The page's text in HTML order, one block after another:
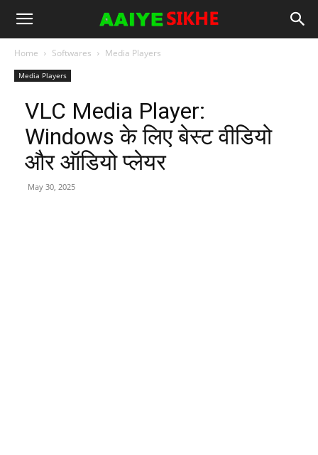
Home Softwares Media Players
Media Players
VLC Media Player:
Windows के लिए बेस्ट वीडियो
और ऑडियो प्लेयर
May 30, 2025